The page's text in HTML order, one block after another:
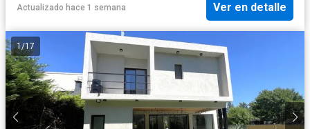
Actualizado hace 1 semana Ver en detalle
1/17